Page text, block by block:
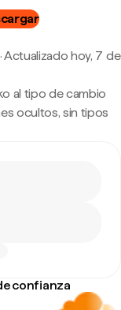
·Actualizado hoy, 7 de
al tipo de cambio
ocultos, sin tipos
confianza